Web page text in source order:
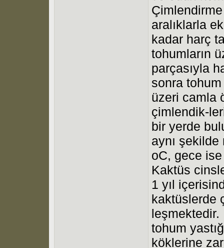
aralıklarla
kadar harç
tohumların
parçasıyla
sonra tohum
üzeri camla
çimlendik-
bir yerde
aynı şekilde
oC, gece ise
Kaktüs
1 yıl
kaktüslerde
tohum
köklerine